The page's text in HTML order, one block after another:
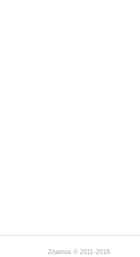
Znamus © 2011-2018.